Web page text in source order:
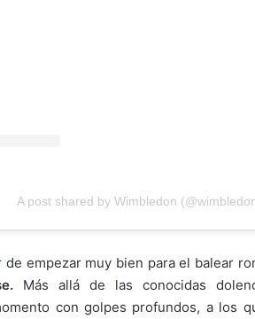
A post shared by Wimbledon
empezar muy bien para el balear
Más allá de las conocidas
con golpes profundos, a los